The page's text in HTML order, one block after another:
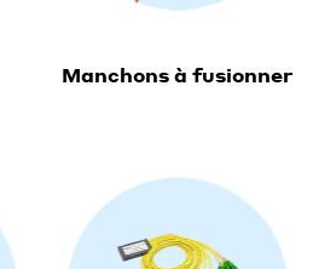
Manchons à fusionner